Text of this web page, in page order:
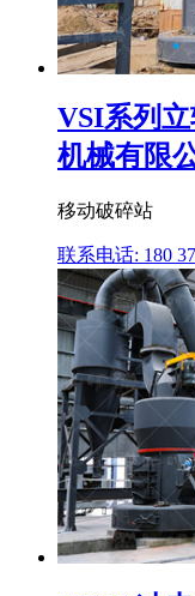
VSI系列
机械有限
移动破碎站
联系电话: 180